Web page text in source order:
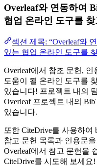
Overleaf와 연동하여
협업 온라인 도구를
섹션 제목: “Overleaf와
있는 협업 온라인 도구를
Overleaf에서 참조 문헌,
도움이 될 온라인 도구를
있습니다! 프로젝트 내의
Overleaf 프로젝트 내의
있습니다.
또한 CiteDrive를 사용하여
참고 문헌 목록과 인용문
Overleaf에서 참고 문헌을
CiteDrive를 시도해 보세요!